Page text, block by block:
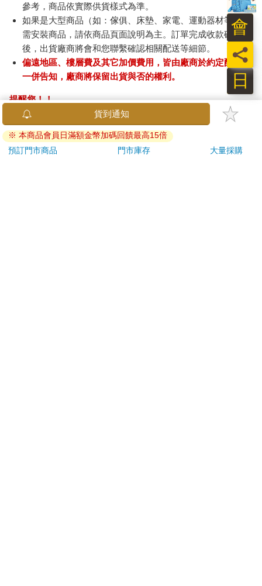
參考，商品依實際供貨樣式為準。
如果是大型商品（如：傢俱、床墊、家電、運動器材等）及
需安裝商品，請依商品頁面說明為主。訂單完成收款確認
後，出貨廠商將會和您聯繫確認相關配送等細節。
偏遠地區、樓層費及其它加價費用，皆由廠商於約定配送時
一併告知，廠商將保留出貨與否的權利。
提醒您！！
金石堂及銀行均不會請您操作ATM! 如接獲電話要求您前往
ATM提款機，請不要聽從指示，以免受騙上當！
退換貨須知：
貨到通知
※ 本商品會員日滿額金幣加碼回饋最高15倍
預訂門市商品
門市庫存 大量採購
日
員
會